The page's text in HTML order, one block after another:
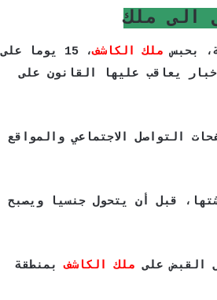
الى ملك
بحبس ملك الكاشف
، 15 يوما على
يعاقب عليها القانون على
التواصل الاجتماعي والمواقع
5 سنوات عاشها أو عاشتها، قبل أن يتحول جنسيا ويصبح
القبض علىملك الكاشفبمنطقة